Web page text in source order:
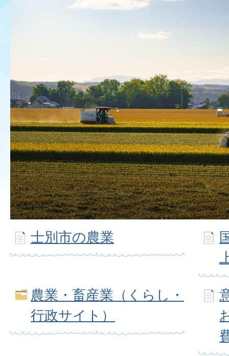
士別市の農業
農業・畜産業（くらし・
行政サイト）